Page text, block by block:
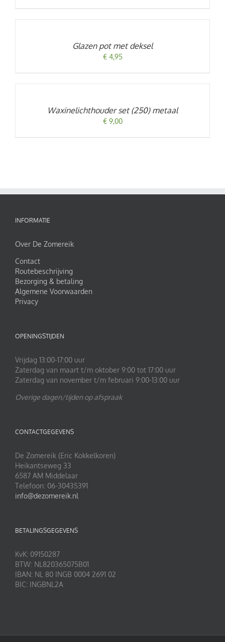
Glazen pot met deksel
€4,95
Waxinelichthouder set (250) metaal
€9,00
INFORMATIE
Over De Zomereik
Contact
Routebeschrijving
Bezorging & betaling
Algemene Voorwaarden
Privacy
OPENINGSTIJDEN
Vrijdag 13:00-17:00 uur
Zaterdag van maart t/m oktober 9:00 tot 17:00 uur
Zaterdag van november t/m februari 9:00-13:00 uur
Overige dagen/tijden op afspraak
CONTACTGEGEVENS
De Zomereik (Eric Kokkelkoren)
Heikantseweg 33
6587 AM Middelaar
Telefoon: 06-30435391
info@dezomereik.nl
BETALINGSGEGEVENS
KvK: 09150287
BTW: NL820365075B01
IBAN: NL 80 INGB 0004 2691 02
BIC: INGBNL2A